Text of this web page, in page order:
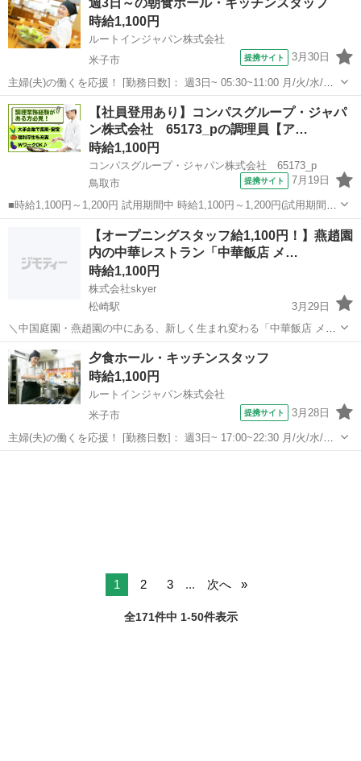
記No.をお知らせ下さい♪ ☆トラストグロースの充実のサポート体制☆
・...
週3日～の朝食ホール・キッチンスタッフ
時給1,100円
ルートインジャパン株式会社
米子市
提携サイト 3月30日
主婦(夫)の働くを応援！ [勤務日数]： 週3日~ 05:30~11:00 月/火/水/木/
金/土/日 などから選べます [勤務地・最寄駅]： 鳥取県米子市糀町2丁目
200 ホテルルートイン米子 米子駅徒歩10分 [職...
鳥取 米子市 キッチン
【社員登用あり】コンパスグループ・ジャパ
ン株式会社 65173_pの調理員【ア…
時給1,100円
コンパスグループ・ジャパン株式会社 65173_p
鳥取市
提携サイト 7月19日
■時給1,100円～1,200円 試用期間中 時給1,100円～1,200円(試用期間2
ヶ月) 残業が発生した場合、残業代を1分単位で別途支給します。 ■介
護老人保健施設まさたみの郷 （鳥取県鳥取市杉崎596 1階） ■...
キッチン
【オープニングスタッフ給1,100円！】燕趙園
内の中華レストラン「中華飯店 メ…
時給1,100円
株式会社skyer
松崎駅
3月29日
＼中国庭園・燕趙園の中にある、新しく生まれ変わる「中華飯店 メイ
ヤー!」で一緒に働きませんか？／観光客や地元のお客様に愛され
る、"ちょっと特別な中華"をお届けします！ 営業時間：9:00-18:00 (プ
レオープン期間...
鳥取 鳥取市 松崎駅 キッチン
夕食ホール・キッチンスタッフ
時給1,100円
ルートインジャパン株式会社
米子市
提携サイト 3月28日
主婦(夫)の働くを応援！ [勤務日数]： 週3日~ 17:00~22:30 月/火/水/木/
金/土/日 などから選べます [勤務地・最寄駅]： 鳥取県米子市糀町2丁目
1 2 3 ... 次へ
全171件中 1-50件表示